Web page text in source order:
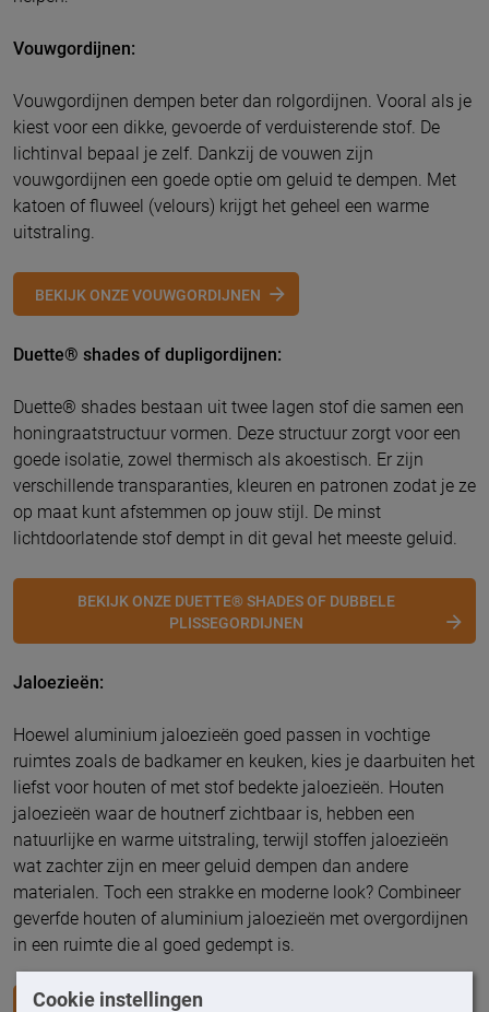
Cookie instellingen
Vouwgordijnen:
Vouwgordijnen dempen beter dan rolgordijnen. Vooral als je
kiest voor een dikke, gevoerde of verduisterende stof. De
lichtinval bepaal je zelf. Dankzij de vouwen zijn
vouwgordijnen een goede optie om geluid te dempen. Met
katoen of fluweel (velours) krijgt het geheel een warme
uitstraling.
BEKIJK ONZE VOUWGORDIJNEN
Duette® shades of dupligordijnen:
Duette® shades bestaan uit twee lagen stof die samen een
honingraatstructuur vormen. Deze structuur zorgt voor een
goede isolatie, zowel thermisch als akoestisch. Er zijn
verschillende transparanties, kleuren en patronen zodat je ze
op maat kunt afstemmen op jouw stijl. De minst
lichtdoorlatende stof dempt in dit geval het meeste geluid.
BEKIJK ONZE DUETTE® SHADES OF DUBBELE
PLISSEGORDIJNEN
Jaloezieën:
Hoewel aluminium jaloezieën goed passen in vochtige
ruimtes zoals de badkamer en keuken, kies je daarbuiten het
liefst voor houten of met stof bedekte jaloezieën. Houten
jaloezieën waar de houtnerf zichtbaar is, hebben een
natuurlijke en warme uitstraling, terwijl stoffen jaloezieën
wat zachter zijn en meer geluid dempen dan andere
materialen. Toch een strakke en moderne look? Combineer
geverfde houten of aluminium jaloezieën met overgordijnen
in een ruimte die al goed gedempt is.
BEKIJK ONZE JALOEZIEËN